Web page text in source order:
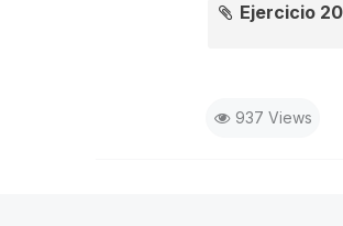
Ejercicio
937 Views